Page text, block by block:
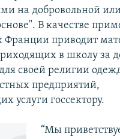
на добровольной
В качестве
Франции приводит
в школу за
своей религии
предприятий,
услуги госсектору.
“Мы